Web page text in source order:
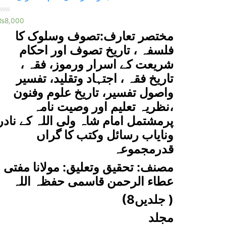
8,000
مختصر تعارف:تصوف وسلوک کا
فلسفہ ، تاریخ تصوف اور احکام
شریعت کے اسرار ورموز، فقہ ،
تاریخ فقہ ، اجتہاد وتقلید، تفسیر
واصول تفسیر، تاریخ علوم وفنون
،نظریہ تعلیم اور وصیت نامہ
پرمشتمل امام شاہ ولی اللہ کے نادر
ونایاب رسائل وکتب کا گراں
قدرمجموعہ
مصنف: تحقیق وتعلیق: مولانا مفتی
عطاء الرحمن قاسمی حفظہ اللہ
(8جلدیں )
مجلد